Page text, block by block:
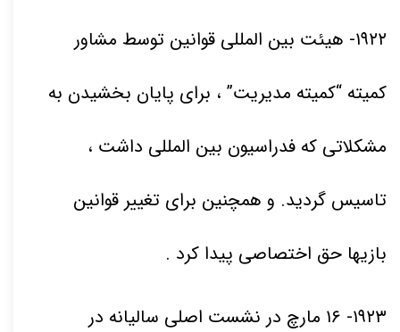
۱۹۲۲- هیئت بین المللی قوانین توسط مشاور
کمیته “کمیته مدیریت” ، برای پایان بخشیدن به
مشکلاتی که فدراسیون بین المللی داشت ،
تاسیس گردید. و همچنین برای تغییر قوانین
بازیها حق اختصاصی پیدا کرد .
۱۹۲۳- ۱۶ مارچ در نشست اصلی سالیانه در